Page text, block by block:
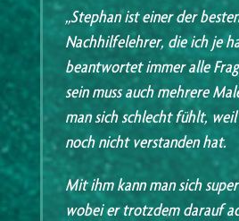
„Stephan ist einer der besten
Nachhilfelehrer, die ich je
beantwortet immer alle
sein muss auch mehrere
man sich schlecht fühlt,
noch nicht verstanden hat.
Mit ihm kann man sich
wobei er trotzdem darauf